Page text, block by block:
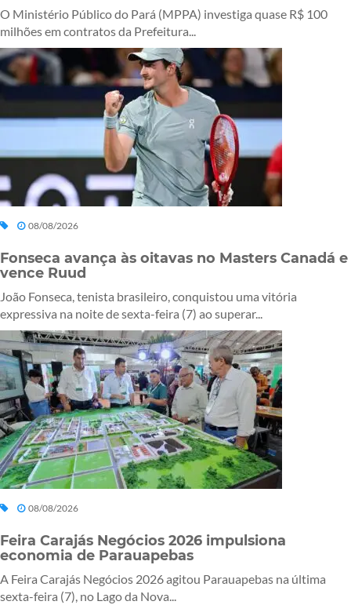
O Ministério Público do Pará (MPPA) investiga quase R$ 100
milhões em contratos da Prefeitura...
08/08/2026
Fonseca avança às oitavas no Masters Canadá e
vence Ruud
João Fonseca, tenista brasileiro, conquistou uma vitória
expressiva na noite de sexta-feira (7) ao superar...
08/08/2026
Feira Carajás Negócios 2026 impulsiona
economia de Parauapebas
A Feira Carajás Negócios 2026 agitou Parauapebas na última
sexta-feira (7), no Lago da Nova...